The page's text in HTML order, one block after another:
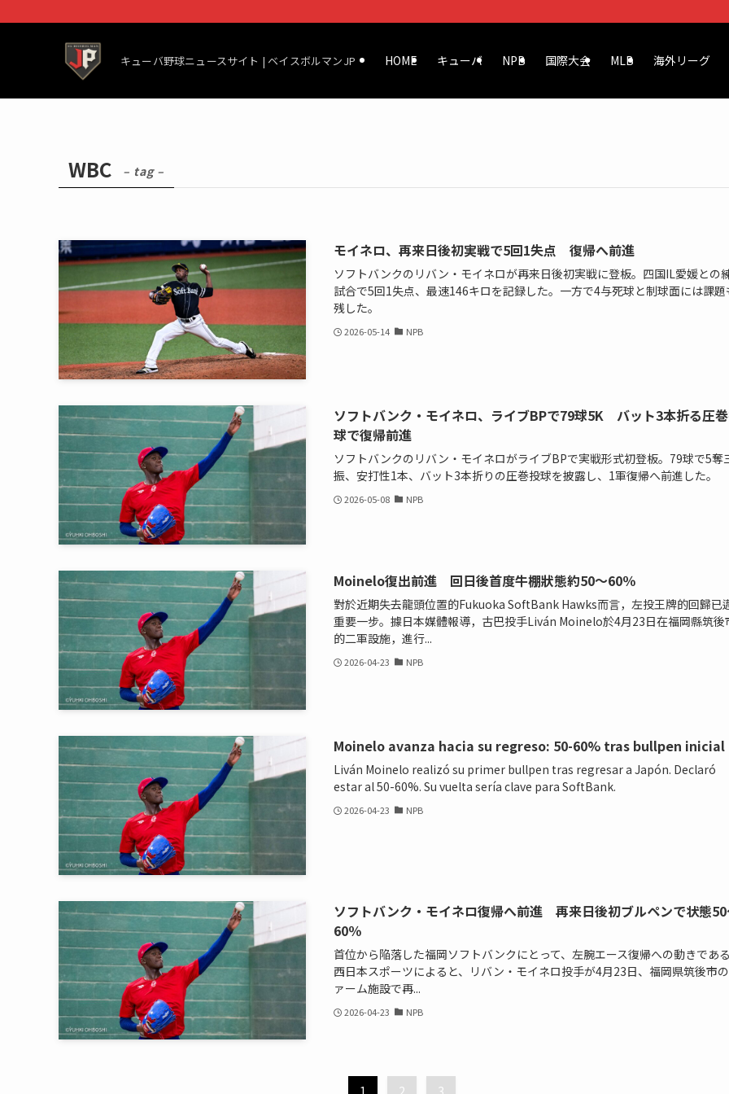
キューバ野球ニュースサイト | ベイスボルマンJP HOME キューバ NPB 国際大会 MLB 海外リーグ
WBC – tag –
モイネロ、再来日後初実戦で5回1失点 復帰へ前進
ソフトバンクのリバン・モイネロが再来日後初実戦に登板。四国IL愛媛との
試合で5回1失点、最速146キロを記録した。一方で4与死球と制球面には課題
残した。
2026-05-14 NPB
ソフトバンク・モイネロ、ライブBPで79球5K バット3本折る圧
球で復帰前進
ソフトバンクのリバン・モイネロがライブBPで実戦形式初登板。79球で5奪
振、安打性1本、バット3本折りの圧巻投球を披露し、1軍復帰へ前進した。
2026-05-08 NPB
Moinelo復出前進 回日後首度牛棚狀態約50～60％
對於近期失去龍頭位置的Fukuoka SoftBank Hawks而言，左投王牌的回歸已
重要一步。據日本媒體報導，古巴投手Liván Moinelo於4月23日在福岡縣筑後
的二軍設施，進行...
2026-04-23 NPB
Moinelo avanza hacia su regreso: 50-60% tras bullpen inicial
Liván Moinelo realizó su primer bullpen tras regresar a Japón. Declaró
estar al 50-60%. Su vuelta sería clave para SoftBank.
2026-04-23 NPB
ソフトバンク・モイネロ復帰へ前進 再来日後初ブルペンで状態
60％
首位から陥落した福岡ソフトバンクにとって、左腕エース復帰への動きである
西日本スポーツによると、リバン・モイネロ投手が4月23日、福岡県筑後市
ァーム施設で再...
2026-04-23 NPB